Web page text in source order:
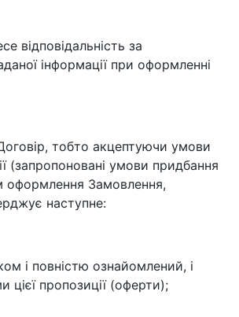
відповідальність за
інформації при оформленні
тобто акцептуючи умови
(запропоновані умови придбання
оформлення Замовлення,
наступне:
і повністю ознайомлений, і
цієї пропозиції (оферти);